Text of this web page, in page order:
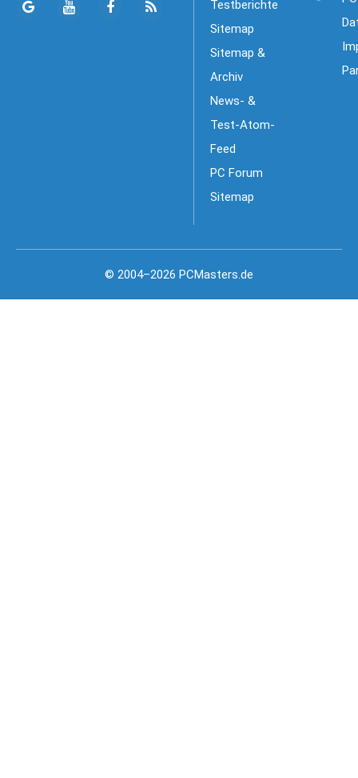
Testberichte
Sitemap
Sitemap &
Archiv
News- &
Test-Atom-
Feed
PC Forum
Sitemap
© 2004–2026 PCMasters.de